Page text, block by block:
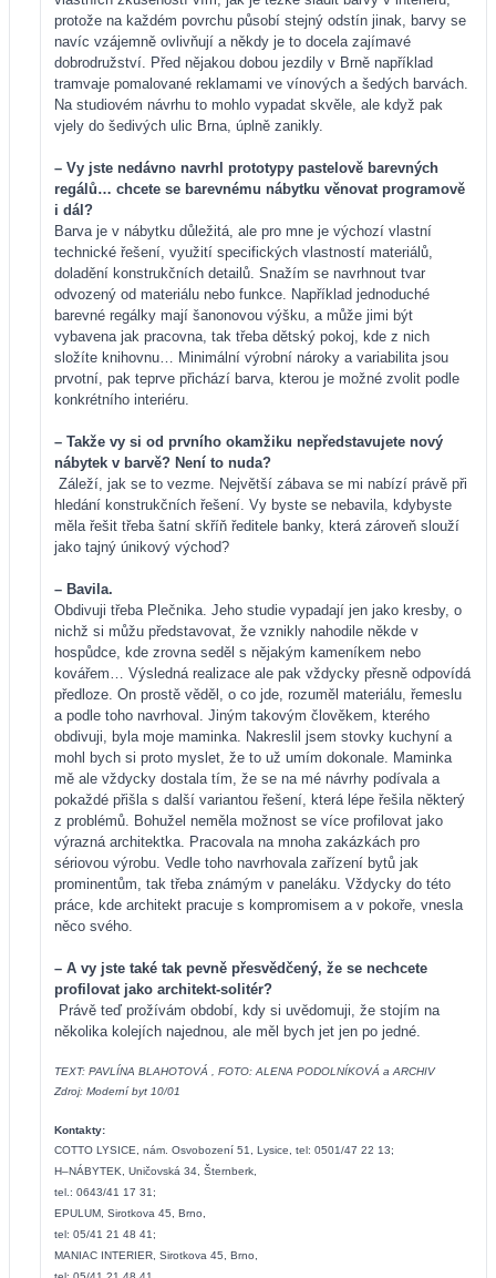
protože na každém povrchu působí stejný odstín jinak, barvy se
navíc vzájemně ovlivňují a někdy je to docela zajímavé
dobrodružství. Před nějakou dobou jezdily v Brně například
tramvaje pomalované reklamami ve vínových a šedých barvách.
Na studiovém návrhu to mohlo vypadat skvěle, ale když pak
vjely do šedivých ulic Brna, úplně zanikly.
– Vy jste nedávno navrhl prototypy pastelově barevných
regálů… chcete se barevnému nábytku věnovat programově
i dál?
Barva je v nábytku důležitá, ale pro mne je výchozí vlastní
technické řešení, využití specifických vlastností materiálů,
doladění konstrukčních detailů. Snažím se navrhnout tvar
odvozený od materiálu nebo funkce. Například jednoduché
barevné regálky mají šanonovou výšku, a může jimi být
vybavena jak pracovna, tak třeba dětský pokoj, kde z nich
složíte knihovnu… Minimální výrobní nároky a variabilita jsou
prvotní, pak teprve přichází barva, kterou je možné zvolit podle
konkrétního interiéru.
– Takže vy si od prvního okamžiku nepředstavujete nový
nábytek v barvě? Není to nuda?
Záleží, jak se to vezme. Největší zábava se mi nabízí právě při
hledání konstrukčních řešení. Vy byste se nebavila, kdybyste
měla řešit třeba šatní skříň ředitele banky, která zároveň slouží
jako tajný únikový východ?
– Bavila.
Obdivuji třeba Plečnika. Jeho studie vypadají jen jako kresby, o
nichž si můžu představovat, že vznikly nahodile někde v
hospůdce, kde zrovna seděl s nějakým kameníkem nebo
kovářem… Výsledná realizace ale pak vždycky přesně odpovídá
předloze. On prostě věděl, o co jde, rozuměl materiálu, řemeslu
a podle toho navrhoval. Jiným takovým člověkem, kterého
obdivuji, byla moje maminka. Nakreslil jsem stovky kuchyní a
mohl bych si proto myslet, že to už umím dokonale. Maminka
mě ale vždycky dostala tím, že se na mé návrhy podívala a
pokaždé přišla s další variantou řešení, která lépe řešila některý
z problémů. Bohužel neměla možnost se více profilovat jako
výrazná architektka. Pracovala na mnoha zakázkách pro
sériovou výrobu. Vedle toho navrhovala zařízení bytů jak
prominentům, tak třeba známým v paneláku. Vždycky do této
práce, kde architekt pracuje s kompromisem a v pokoře, vnesla
něco svého.
– A vy jste také tak pevně přesvědčený, že se nechcete
profilovat jako architekt-solitér?
Právě teď prožívám období, kdy si uvědomuji, že stojím na
několika kolejích najednou, ale měl bych jet jen po jedné.
TEXT: PAVLÍNA BLAHOTOVÁ , FOTO: ALENA PODOLNÍKOVÁ a ARCHIV
Zdroj: Moderní byt 10/01
Kontakty:
COTTO LYSICE, nám. Osvobození 51, Lysice, tel: 0501/47 22 13;
H–NÁBYTEK, Uničovská 34, Šternberk,
tel.: 0643/41 17 31;
EPULUM, Sirotkova 45, Brno,
tel: 05/41 21 48 41;
MANIAC INTERIER, Sirotkova 45, Brno,